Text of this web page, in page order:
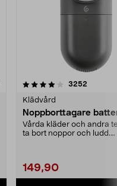
3252
Klädvård
Noppborttagare
Vårda kläder och andra
ta bort noppor och ludd.
149,90
4.5av 5 stjärnor